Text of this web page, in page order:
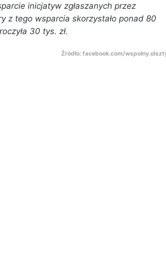
inicjatyw zgłaszanych przez
z tego wsparcia skorzystało ponad 80
30 tys. zł.
Źródło: facebook.com/